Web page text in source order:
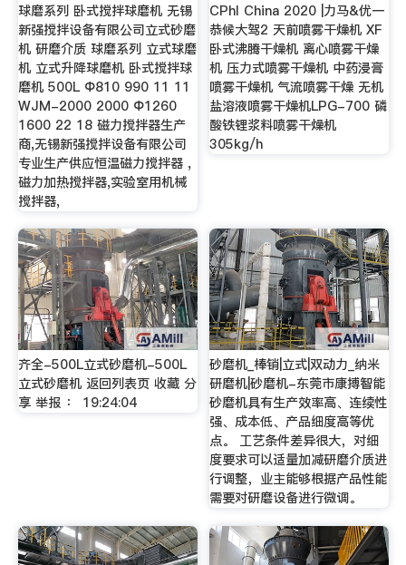
球磨系列 卧式搅拌球磨机 无锡
新强搅拌设备有限公司立式砂磨
机 研磨介质 球磨系列 立式球磨
机 立式升降球磨机 卧式搅拌球
磨机 500L Φ810 990 11 11
WJM-2000 2000 Φ1260
1600 22 18 磁力搅拌器生产
商,无锡新强搅拌设备有限公司
专业生产供应恒温磁力搅拌器 ,
磁力加热搅拌器,实验室用机械
搅拌器,
CPhI China 2020 |力马&优一
恭候大驾2 天前喷雾干燥机 XF
卧式沸腾干燥机 离心喷雾干燥
机 压力式喷雾干燥机 中药浸膏
喷雾干燥机 气流喷雾干燥 无机
盐溶液喷雾干燥机LPG-700 磷
酸铁锂浆料喷雾干燥机
305kg/h
齐全-500L立式砂磨机-500L
立式砂磨机 返回列表页 收藏 分
享 举报 ： 19:24:04
砂磨机_棒销|立式|双动力_纳米
研磨机|砂磨机-东莞市康搏智能
砂磨机具有生产效率高、连续性
强、成本低、产品细度高等优
点。 工艺条件差异很大，对细
度要求可以适量加减研磨介质进
行调整，业主能够根据产品性能
需要对研磨设备进行微调。